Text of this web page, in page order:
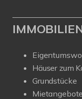
Häuser zum
Grundstücke
Mietangebote